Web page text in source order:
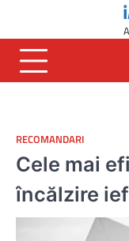
content
RECOMANDARI
Cele mai
încălzire